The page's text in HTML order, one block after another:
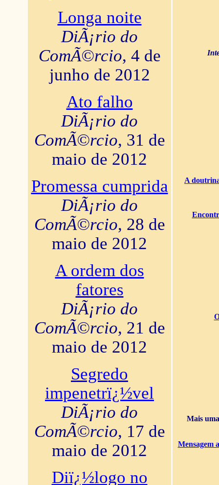
Longa noite
DiÃ¡rio do
ComÃ©rcio, 4 de
junho de 2012
Ato falho
DiÃ¡rio do
ComÃ©rcio, 31 de
maio de 2012
Promessa cumprida
DiÃ¡rio do
ComÃ©rcio, 28 de
maio de 2012
A ordem dos
fatores
DiÃ¡rio do
ComÃ©rcio, 21 de
maio de 2012
Segredo
impenetrï¿½vel
DiÃ¡rio do
ComÃ©rcio, 17 de
maio de 2012
Diï¿½logo no
A
Mais
Mensagem